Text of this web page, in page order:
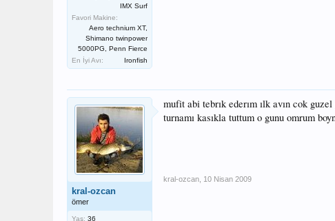
IMX Surf
Favori Makine:
Aero technium XT,
Shimano twinpower
5000PG, Penn Fierce
En İyi Avı:
Ironfish
kral-ozcan
ömer
Yaş: 36
mufit abi tebrık ederım ılk avın cok guzel
turnamı kasıkla tuttum o gunu omrum
kral-ozcan 10 Nisan 2009